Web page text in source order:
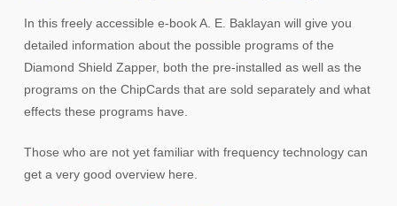
In this freely accessible e-book A. E. Baklayan will give you
detailed information about the possible programs of the
Diamond Shield Zapper, both the pre-installed as well as the
programs on the ChipCards that are sold separately and what
effects these programs have.
Those who are not yet familiar with frequency technology can
get a very good overview here.